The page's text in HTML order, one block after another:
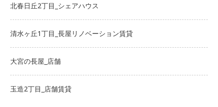
北春日丘2丁目_シェアハウス
清水ヶ丘1丁目_長屋リノベーション賃貸
大宮の長屋_店舗
玉造2丁目_店舗賃貸